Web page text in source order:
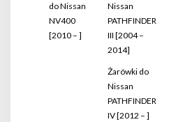
do Nissan
NV400
[2010 – ]
Nissan
PATHFINDER
III [2004 –
2014]
Żarówki do
Nissan
PATHFINDER
IV [2012 – ]